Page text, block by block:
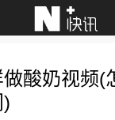
酸奶视频(